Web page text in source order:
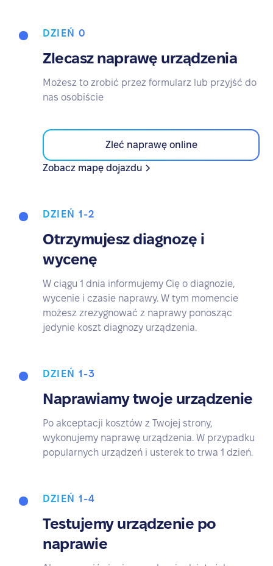
DZIEŃ 0
Zlecasz naprawę urządzenia
Możesz to zrobić przez formularz lub przyjść do
nas osobiście
Zleć naprawę online
Zobacz mapę dojazdu
DZIEŃ 1-2
Otrzymujesz diagnozę i
wycenę
W ciągu 1 dnia informujemy Cię o diagnozie,
wycenie i czasie naprawy. W tym momencie
możesz zrezygnować z naprawy ponosząc
jedynie koszt diagnozy urządzenia.
DZIEŃ 1-3
Naprawiamy twoje urządzenie
Po akceptacji kosztów z Twojej strony,
wykonujemy naprawę urządzenia. W przypadku
popularnych urządzeń i usterek to trwa 1 dzień.
DZIEŃ 1-4
Testujemy urządzenie po
naprawie